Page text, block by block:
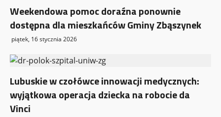
Weekendowa pomoc doraźna ponownie
dostępna dla mieszkańców Gminy Zbąszynek
piątek, 16 stycznia 2026
Lubuskie w czołówce innowacji medycznych:
wyjątkowa operacja dziecka na robocie da
Vinci